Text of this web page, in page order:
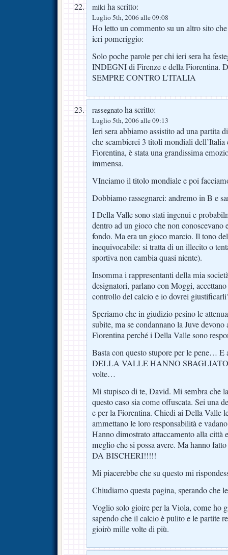
miki ha scritto:
Luglio 5th, 2006 alle 09:08
Ho letto un commento su un altro sito
ieri pomeriggio:
Solo poche parole per chi ieri sera ha
INDEGNI di Firenze e della Fiorentina.
SEMPRE CONTRO L’ITALIA
rassegnato ha scritto:
Luglio 5th, 2006 alle 09:13
Ieri sera abbiamo assistito ad una partita
che scambierei 3 titoli mondiali dell’Italia
Fiorentina, è stata una grandissima
immensa.
VInciamo il titolo mondiale e poi
Dobbiamo rassegnarci: andremo in B e
I Della Valle sono stati ingenui e
dentro ad un gioco che non
fondo. Ma era un gioco marcio. Il tono
inequivocabile: si tratta di un illecito o
sportiva non cambia quasi niente).
Insomma i rappresentanti della mia
designatori, parlano con Moggi,
controllo del calcio e io dovrei
Speriamo che in giudizio pesino le
subite, ma se condannano la Juve devono
Fiorentina perché i Della Valle sono
Basta con questo stupore per le pene…
DELLA VALLE HANNO
volte…
Mi stupisco di te, David. Mi sembra che
questo caso sia come offuscata. Sei una
e per la Fiorentina. Chiedi ai Della Valle
ammettano le loro responsabilità e
Hanno dimostrato attaccamento alla città
meglio che si possa avere. Ma hanno
DA BISCHERI!!!!!
Mi piacerebbe che su questo mi
Chiudiamo questa pagina, sperando che
Voglio solo gioire per la Viola, come ho
sapendo che il calcio è pulito e le partite
gioirò mille volte di più.